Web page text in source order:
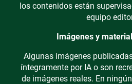
los contenidos están
equipo
Imágenes y
Algunas imágenes
íntegramente por IA o son
de imágenes reales. En